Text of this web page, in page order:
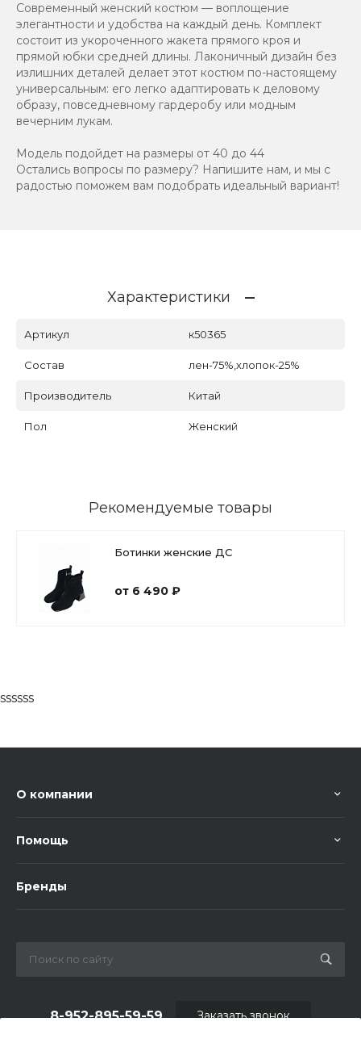
Современный женский костюм — воплощение
элегантности и удобства на каждый день. Комплект
состоит из укороченного жакета прямого кроя и
прямой юбки средней длины. Лаконичный дизайн без
излишних деталей делает этот костюм по-настоящему
универсальным: его легко адаптировать к деловому
образу, повседневному гардеробу или модным
вечерним лукам.
Модель подойдет на размеры от 40 до 44
Остались вопросы по размеру? Напишите нам, и мы с
радостью поможем вам подобрать идеальный вариант!
Характеристики
Артикул к50365
Состав лен-75%,хлопок-25%
Производитель Китай
Пол Женский
Рекомендуемые товары
Ботинки женские ДС
от 6 490 ₽
ssssss
О компании
Помощь
Бренды
8-952-895-59-59 Заказать звонок